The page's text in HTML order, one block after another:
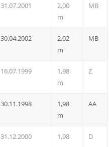
31.07.2001
2,00
m
MB
30.04.2002
2,02
m
MB
16.07.1999
1,98
m
Z
30.11.1998
1,98
m
AA
31.12.2000
1,98
D